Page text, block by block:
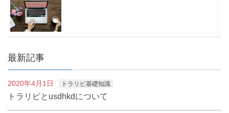
最新記事
2020年4月1日 トラリピ基礎知識
トラリピとusdhkdについて